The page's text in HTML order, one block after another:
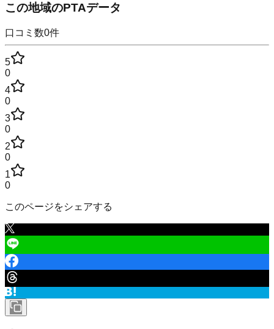
この地域のPTAデータ
口コミ数0件
5
0
4
0
3
0
2
0
1
0
このページをシェアする